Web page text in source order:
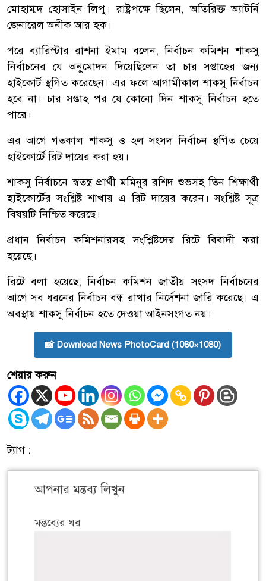
মোহাম্মদ হোসাইন লিপু। রাষ্ট্রপক্ষে ছিলেন, অতিরিক্ত অ্যাটর্নি
জেনারেল অনীক আর হক।
পরে ব্যারিস্টার রাশনা ইমাম বলেন, নির্বাচন কমিশন শাকসু
নির্বাচনের যে অনুমোদন দিয়েছিলেন তা চার সপ্তাহের জন্য
হাইকোর্ট স্থগিত করেছেন। এর ফলে আগামীকাল শাকসু নির্বাচন
হবে না। চার সপ্তাহ পর যে কোনো দিন শাকসু নির্বাচন হতে
পারে।
এর আগে গতকাল শাকসু ও হল সংসদ নির্বাচন স্থগিত চেয়ে
হাইকোর্টে রিট দায়ের করা হয়।
শাকসু নির্বাচনে স্বতন্ত্র প্রার্থী মমিনুর রশিদ শুভসহ তিন শিক্ষার্থী
হাইকোর্টের সংশ্লিষ্ট শাখায় এ রিট দায়ের করেন। সংশ্লিষ্ট সূত্র
বিষয়টি নিশ্চিত করেছে।
প্রধান নির্বাচন কমিশনারসহ সংশ্লিষ্টদের রিটে বিবাদী করা
হয়েছে।
রিটে বলা হয়েছে, নির্বাচন কমিশন জাতীয় সংসদ নির্বাচনের
আগে সব ধরনের নির্বাচন বন্ধ রাখার নির্দেশনা জারি করেছে। এ
অবস্থায় শাকসু নির্বাচন হতে দেওয়া আইনসংগত নয়।
📸 Download News PhotoCard (1080×1080)
শেয়ার করুন
ট্যাগ :
আপনার মন্তব্য লিখুন
মন্তব্যের ঘর